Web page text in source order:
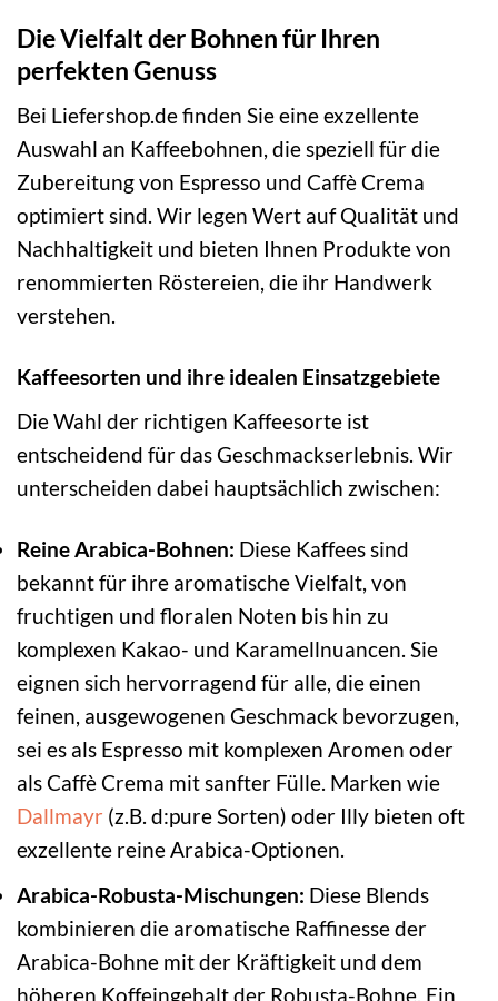
Die Vielfalt der Bohnen für Ihren
perfekten Genuss
Bei Liefershop.de finden Sie eine exzellente
Auswahl an Kaffeebohnen, die speziell für die
Zubereitung von Espresso und Caffè Crema
optimiert sind. Wir legen Wert auf Qualität und
Nachhaltigkeit und bieten Ihnen Produkte von
renommierten Röstereien, die ihr Handwerk
verstehen.
Kaffeesorten und ihre idealen Einsatzgebiete
Die Wahl der richtigen Kaffeesorte ist
entscheidend für das Geschmackserlebnis. Wir
unterscheiden dabei hauptsächlich zwischen:
Reine Arabica-Bohnen: Diese Kaffees sind
bekannt für ihre aromatische Vielfalt, von
fruchtigen und floralen Noten bis hin zu
komplexen Kakao- und Karamellnuancen. Sie
eignen sich hervorragend für alle, die einen
feinen, ausgewogenen Geschmack bevorzugen,
sei es als Espresso mit komplexen Aromen oder
als Caffè Crema mit sanfter Fülle. Marken wie
Dallmayr (z.B. d:pure Sorten) oder Illy bieten oft
exzellente reine Arabica-Optionen.
Arabica-Robusta-Mischungen: Diese Blends
kombinieren die aromatische Raffinesse der
Arabica-Bohne mit der Kräftigkeit und dem
höheren Koffeingehalt der Robusta-Bohne. Ein